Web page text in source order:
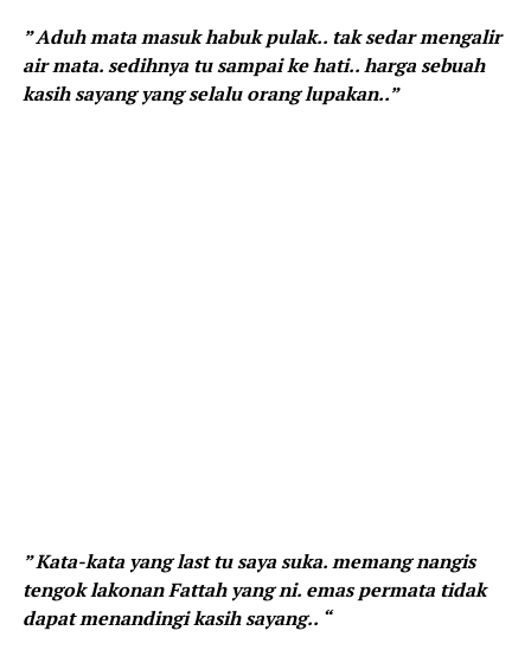
” Aduh mata masuk habuk pulak.. tak sedar mengalir
air mata. sedihnya tu sampai ke hati.. harga sebuah
kasih sayang yang selalu orang lupakan..”
” Kata-kata yang last tu saya suka. memang nangis
tengok lakonan Fattah yang ni. emas permata tidak
dapat menandingi kasih sayang.. “